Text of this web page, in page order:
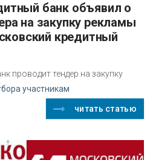
на закупку рекламы
кредитный
проводит тендер на закупку
участникам
читать статью